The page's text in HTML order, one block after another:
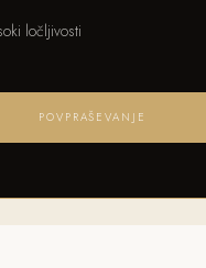
ločljivosti
POVPRAŠEVANJE